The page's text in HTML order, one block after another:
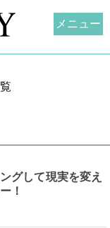
グして現実を変え
！
メニュー